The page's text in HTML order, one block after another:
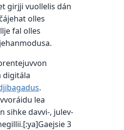
girjji vuollelis dán
olles
fal olles
digitála
.
lea
sihke davvi-, julev-
3